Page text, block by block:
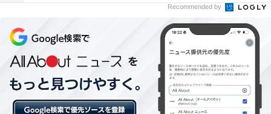
Recommended by